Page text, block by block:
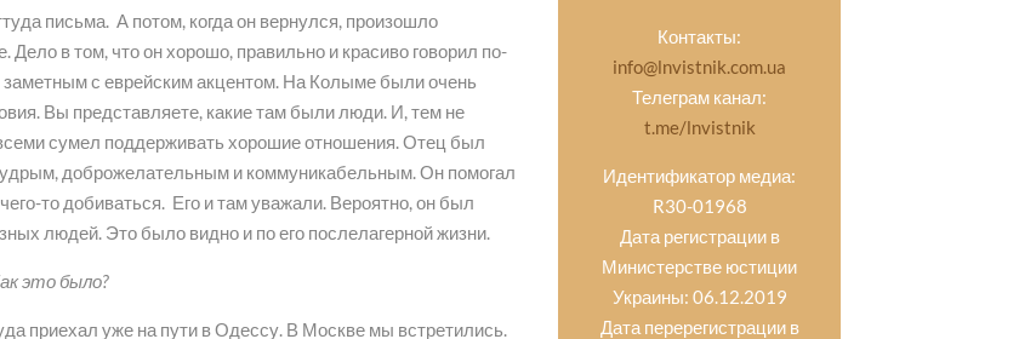
письма. А потом, когда он вернулся, произошло
Дело в том, что он хорошо, правильно и красиво говорил по-
заметным с еврейским акцентом. На Колыме были очень
Вы представляете, какие там были люди. И, тем не
сумел поддерживать хорошие отношения. Отец был
доброжелательным и коммуникабельным. Он помогал
то добиваться. Его и там уважали. Вероятно, он был
людей. Это было видно и по его послелагерной жизни.
это было?
приехал уже на пути в Одессу. В Москве мы встретились.
Контакты:
info@lnvistnik.com.ua
Телеграм канал:
t.me/lnvistnik
Идентификатор медиа:
R30-01968
Дата регистрации в
Министерстве юстиции
Украины: 06.12.2019
Дата перерегистрации в